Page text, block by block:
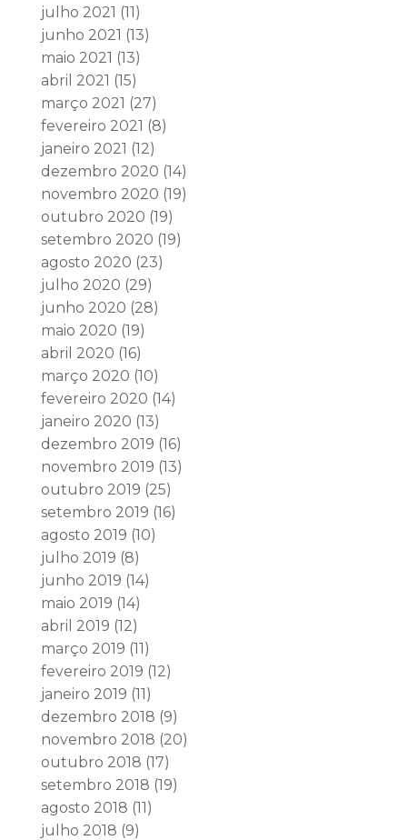
julho 2021 (11)
junho 2021 (13)
maio 2021 (13)
abril 2021 (15)
março 2021 (27)
fevereiro 2021 (8)
janeiro 2021 (12)
dezembro 2020 (14)
novembro 2020 (19)
outubro 2020 (19)
setembro 2020 (19)
agosto 2020 (23)
julho 2020 (29)
junho 2020 (28)
maio 2020 (19)
abril 2020 (16)
março 2020 (10)
fevereiro 2020 (14)
janeiro 2020 (13)
dezembro 2019 (16)
novembro 2019 (13)
outubro 2019 (25)
setembro 2019 (16)
agosto 2019 (10)
julho 2019 (8)
junho 2019 (14)
maio 2019 (14)
abril 2019 (12)
março 2019 (11)
fevereiro 2019 (12)
janeiro 2019 (11)
dezembro 2018 (9)
novembro 2018 (20)
outubro 2018 (17)
setembro 2018 (19)
agosto 2018 (11)
julho 2018 (9)